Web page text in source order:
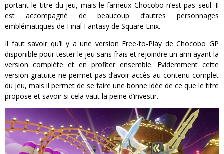
portant le titre du jeu, mais le fameux Chocobo n’est pas seul. Il
est accompagné de beaucoup d’autres personnages
emblématiques de Final Fantasy de Square Enix.
Il faut savoir qu’il y a une version Free-to-Play de Chocobo GP
disponible pour tester le jeu sans frais et rejoindre un ami ayant la
version complète et en profiter ensemble. Evidemment cette
version gratuite ne permet pas d’avoir accès au contenu complet
du jeu, mais il permet de se faire une bonne idée de ce que le titre
propose et savoir si cela vaut la peine d’investir.